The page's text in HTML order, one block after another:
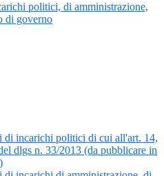
politici, di amministrazione,
di governo
di incarichi politici di cui all'art. 14,
dlgs n. 33/2013 (da pubblicare in